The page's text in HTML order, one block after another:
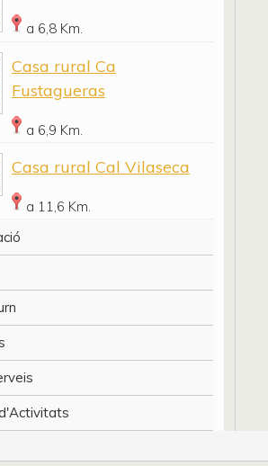
a 6,8 Km.
Casa rural Ca
Fustagueras
a 6,9 Km.
Casa rural Cal Vilaseca
a 11,6 Km.